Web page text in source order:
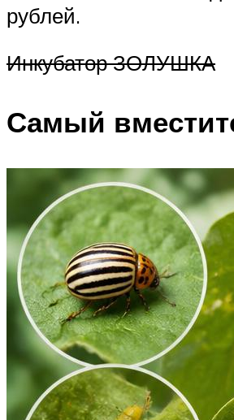
рублей.
Инкубатор ЗОЛУШКА
Самый